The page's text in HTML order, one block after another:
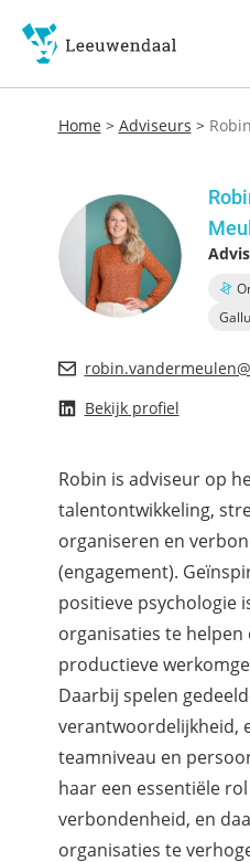
Home > Adviseurs >
Bekijk profiel
Robin is adviseur op
talentontwikkeling,
organiseren en
(engagement).
positieve psychologie
organisaties te helpen
productieve
Daarbij spelen
verantwoordelijkheid,
teamniveau en
haar een essentiële
verbondenheid, en
organisaties te